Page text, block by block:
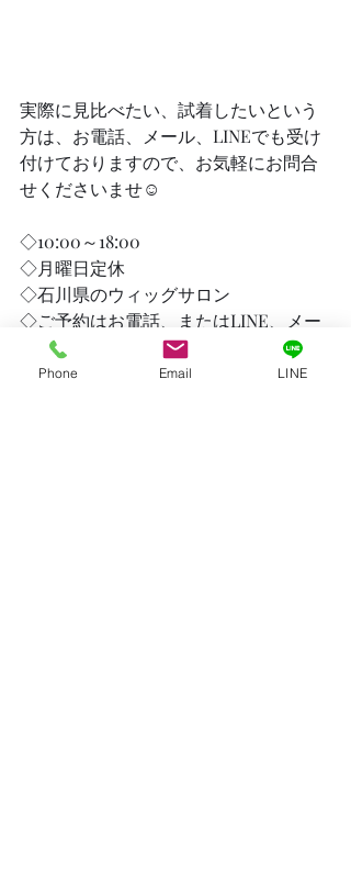
実際に見比べたい、試着したいという
方は、お電話、メール、LINEでも受け
付けておりますので、お気軽にお問合
せくださいませ☺️
◇10:00～18:00
◇月曜日定休
◇石川県のウィッグサロン
◇ご予約はお電話、またはLINE、メー
ルで受け付けております。
Phone Email LINE